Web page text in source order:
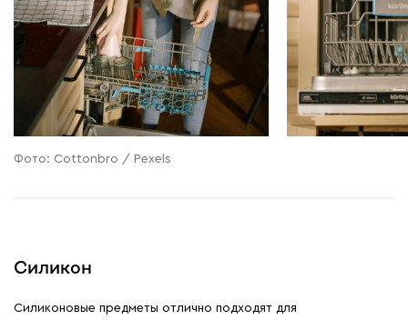
Фото: Сottonbro / Pexels
Силикон
Силиконовые предметы отлично подходят для